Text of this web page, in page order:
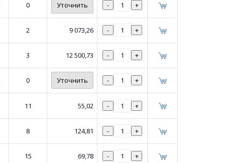
0 Уточнить - +
2 9 073,26 - +
3 12 500,73 - +
0 Уточнить - +
11 55,02 - +
8 124,81 - +
15 69,78 - +